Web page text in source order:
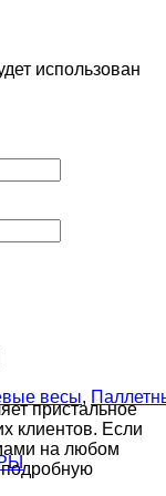
весы,
использован
пристальное
клиентов. Если
на любом
подробную